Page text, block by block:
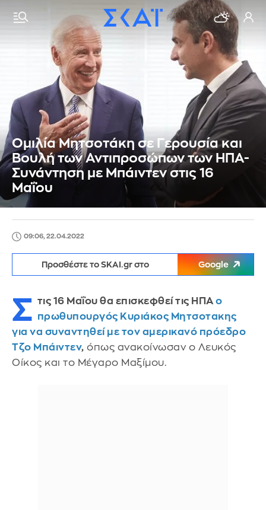
Ομιλία Μητσοτάκη σε Γερουσία και
Βουλή των Αντιπροσώπων των ΗΠΑ-
Συνάντηση με Μπάιντεν στις 16
Μαΐου
09:06, 22.04.2022
Προσθέστε το SKAI.gr στο Google
Σ τις 16 Μαΐου θα επισκεφθεί τις ΗΠΑ ο
πρωθυπουργός Κυριάκος Μητσοτακης
για να συναντηθεί με τον αμερικανό πρόεδρο
Τζο Μπάιντεν, όπως ανακοίνωσαν ο Λευκός
Οίκος και το Μέγαρο Μαξίμου.